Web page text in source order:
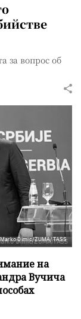
за вопрос об
Dimic/ZUMA/TASS
на
Вучича